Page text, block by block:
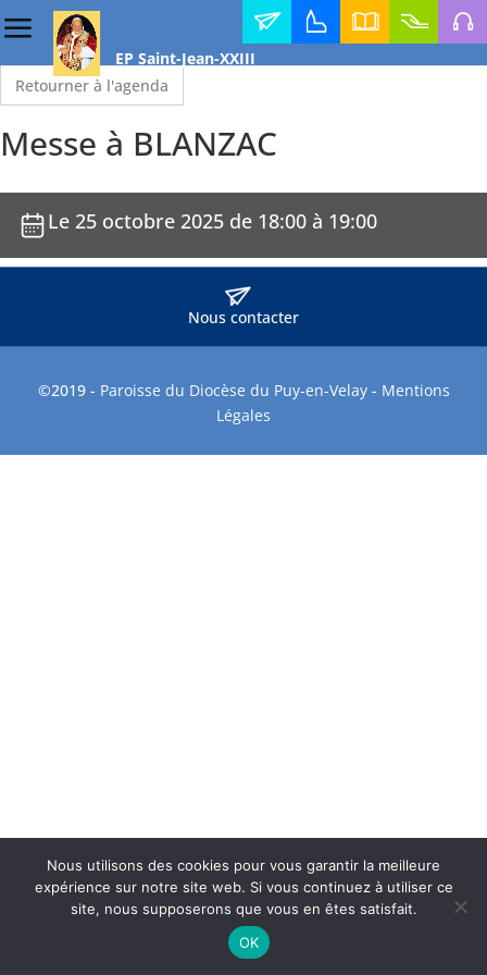
EP Saint-Jean-XXIIIContactHoraires
des
Annuaire
diocésain
Faire
un
Retourner à l'agenda
Messe à BLANZAC
Le 25 octobre 2025 de 18:00 à 19:00
Nous contacter
©2019 - Paroisse du Diocèse du Puy-en-Velay- Mentions
Légales
Nous utilisons des cookies pour vous garantir la meilleure
expérience sur notre site web. Si vous continuez à utiliser ce
site, nous supposerons que vous en êtes satisfait.
OK